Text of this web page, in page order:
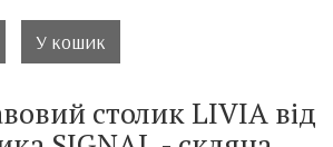
У кошик
столик LIVIA від